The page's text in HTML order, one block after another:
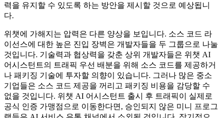
력을 유지할 수 있도록 하는 방안을 제시할 것으로 예상됩니
다.
위챗에 가해지는 압력은 다른 양상을 보입니다. 소스 코드 라
이선스에 대한 높은 진입 장벽은 개발자들을 두 그룹으로 나눌
것입니다. 기술력과 협상력을 갖춘 상위 개발자들은 위챗 AI
어시스턴트의 트래픽 우선 배분을 위해 소스 코드를 제공하거
나 패키징 기술에 투자할 의향이 있습니다. 그러나 많은 중소
기업들은 소스 코드 제공을 꺼리고 패키징 비용을 감당할 수
없을 것입니다. 위챗 AI 어시스턴트 출시 후 트래픽이 실제로
공식 인증 가맹점으로 이동한다면, 승인되지 않은 미니 프로그